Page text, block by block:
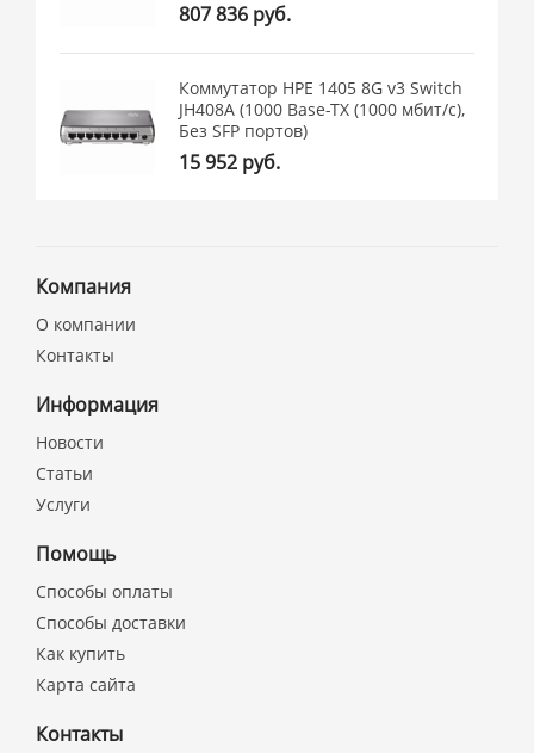
807 836 руб.
Коммутатор HPE 1405 8G v3 Switch
JH408A (1000 Base-TX (1000 мбит/с),
Без SFP портов)
15 952 руб.
Компания
О компании
Контакты
Информация
Новости
Статьи
Услуги
Помощь
Способы оплаты
Способы доставки
Как купить
Карта сайта
Контакты